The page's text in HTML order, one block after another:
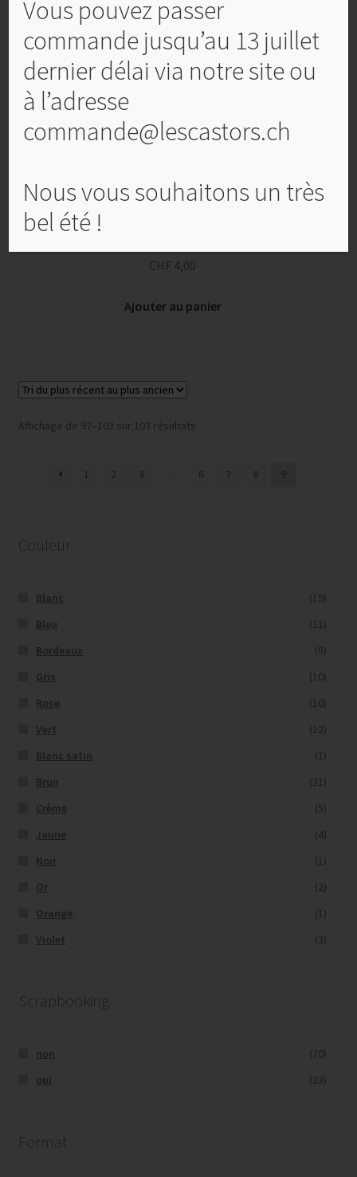
CHF 4,00
Ajouter au panier
Affichage de 97–103 sur 103 résultatsTrié
récent
1 2 3 6 7 8 9
Couleur
Blanc
(19)
Bleu
(11)
Bordeaux
(8)
Gris
(10)
Rose
(10)
Vert
(12)
Blanc satin
(1)
Brun
(21)
Crème
(5)
Jaune
(4)
Noir
(1)
Or
(2)
Orange
(1)
Violet
(3)
Scrapbooking
non
(70)
oui
(33)
Format
Vous pouvez passer
commande jusqu’au 13 juillet
dernier délai via notre site ou
à l’adresse
commande@lescastors.ch
Nous vous souhaitons un très
bel été !